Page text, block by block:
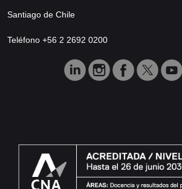
Santiago de Chile
Teléfono +56 2 2692 0200